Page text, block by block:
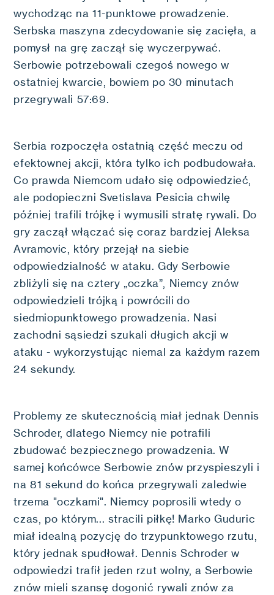
wychodząc na 11-punktowe prowadzenie.
Serbska maszyna zdecydowanie się zacięła, a
pomysł na grę zaczął się wyczerpywać.
Serbowie potrzebowali czegoś nowego w
ostatniej kwarcie, bowiem po 30 minutach
przegrywali 57:69.
Serbia rozpoczęła ostatnią część meczu od
efektownej akcji, która tylko ich podbudowała.
Co prawda Niemcom udało się odpowiedzieć,
ale podopieczni Svetislava Pesicia chwilę
później trafili trójkę i wymusili stratę rywali. Do
gry zaczął włączać się coraz bardziej Aleksa
Avramovic, który przejął na siebie
odpowiedzialność w ataku. Gdy Serbowie
zbliżyli się na cztery „oczka”, Niemcy znów
odpowiedzieli trójką i powrócili do
siedmiopunktowego prowadzenia. Nasi
zachodni sąsiedzi szukali długich akcji w
ataku - wykorzystując niemal za każdym razem
24 sekundy.
Problemy ze skutecznością miał jednak Dennis
Schroder, dlatego Niemcy nie potrafili
zbudować bezpiecznego prowadzenia. W
samej końcówce Serbowie znów przyspieszyli i
na 81 sekund do końca przegrywali zaledwie
trzema "oczkami". Niemcy poprosili wtedy o
czas, po którym... stracili piłkę! Marko Guduric
miał idealną pozycję do trzypunktowego rzutu,
który jednak spudłował. Dennis Schroder w
odpowiedzi trafił jeden rzut wolny, a Serbowie
znów mieli szansę dogonić rywali znów za